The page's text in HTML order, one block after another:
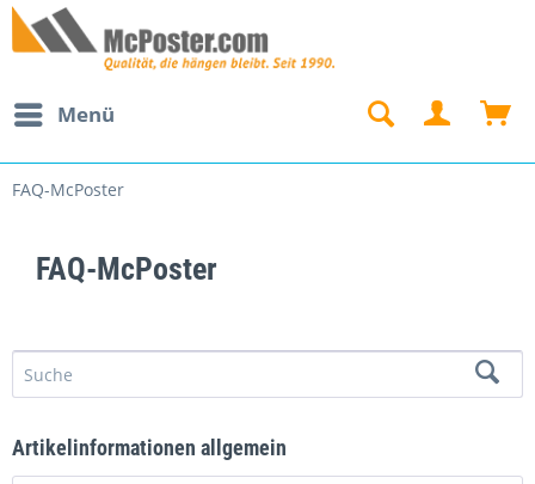
Menü
FAQ-McPoster
FAQ-McPoster
Artikelinformationen allgemein